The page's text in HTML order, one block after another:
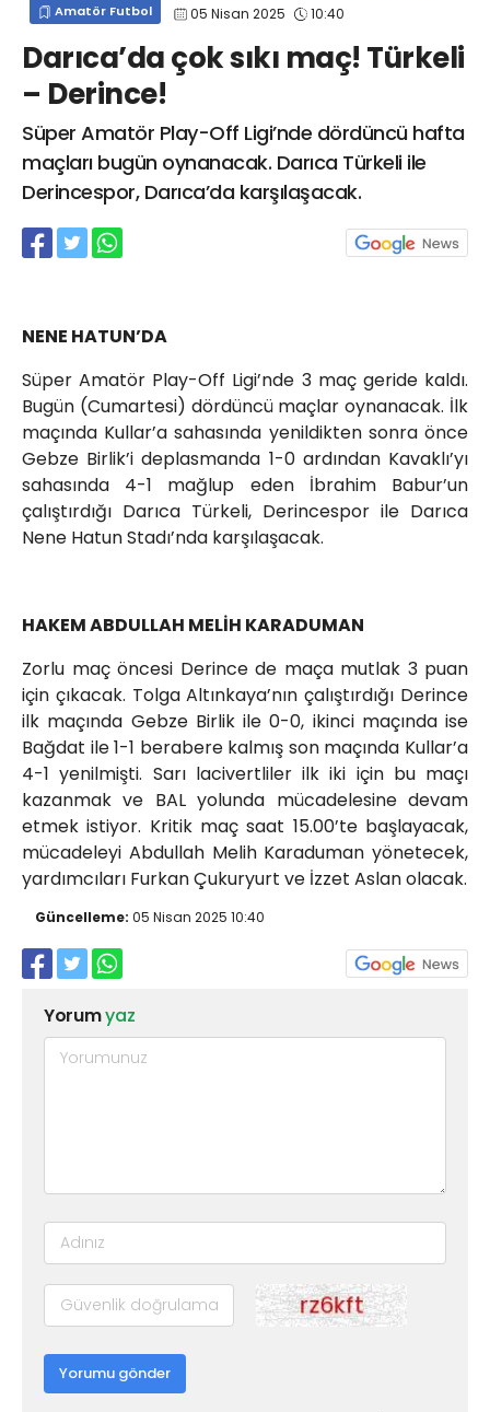
Amatör Futbol 05 Nisan 2025 10:40
Darıca’da çok sıkı maç! Türkeli
– Derince!
Süper Amatör Play-Off Ligi’nde dördüncü hafta
maçları bugün oynanacak. Darıca Türkeli ile
Derincespor, Darıca’da karşılaşacak.
NENE HATUN’DA
Süper Amatör Play-Off Ligi’nde 3 maç geride kaldı.
Bugün (Cumartesi) dördüncü maçlar oynanacak. İlk
maçında Kullar’a sahasında yenildikten sonra önce
Gebze Birlik’i deplasmanda 1-0 ardından Kavaklı’yı
sahasında 4-1 mağlup eden İbrahim Babur’un
çalıştırdığı Darıca Türkeli, Derincespor ile Darıca
Nene Hatun Stadı’nda karşılaşacak.
HAKEM ABDULLAH MELİH KARADUMAN
Zorlu maç öncesi Derince de maça mutlak 3 puan
için çıkacak. Tolga Altınkaya’nın çalıştırdığı Derince
ilk maçında Gebze Birlik ile 0-0, ikinci maçında ise
Bağdat ile 1-1 berabere kalmış son maçında Kullar’a
4-1 yenilmişti. Sarı lacivertliler ilk iki için bu maçı
kazanmak ve BAL yolunda mücadelesine devam
etmek istiyor. Kritik maç saat 15.00’te başlayacak,
mücadeleyi Abdullah Melih Karaduman yönetecek,
yardımcıları Furkan Çukuryurt ve İzzet Aslan olacak.
Güncelleme: 05 Nisan 2025 10:40
Yorumyaz
Yorumu gönder
info@spor41.com